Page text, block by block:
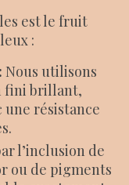
est le fruit
:
Nous utilisons
fini brillant,
une résistance
l’inclusion de
ou de pigments